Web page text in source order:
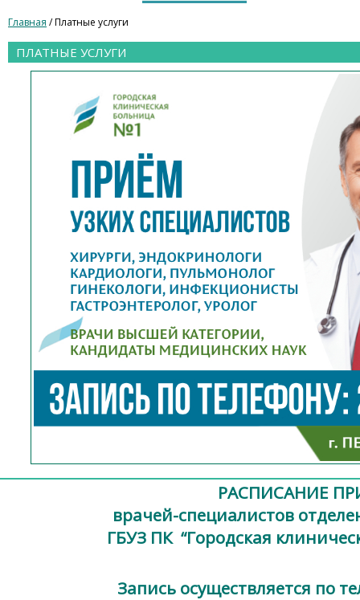
Главная / Платные услуги
ПЛАТНЫЕ УСЛУГИ
РАСПИСАНИЕ
врачей-специалистов
ГБУЗ ПК “Городская
Запись осуществляется по